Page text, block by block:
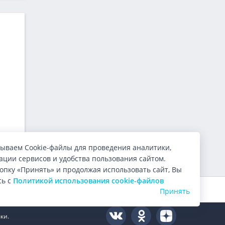
голосов)
Cookie-файлы для проведения аналитики,
сервисов и удобства пользования сайтом.
«Принять» и продолжая использовать сайт, Вы
с Политикой использования cookie-файлов
Принять